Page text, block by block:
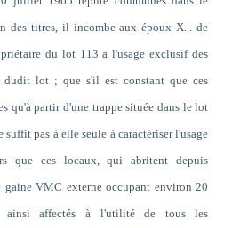
des titres, il incombe aux époux X... de
du lot 113 a l'usage exclusif des
dudit lot ; que s'il est constant que ces
qu'à partir d'une trappe située dans le lot
pas à elle seule à caractériser l'usage
que ces locaux, qui abritent depuis
gaine VMC externe occupant environ 20
affectés à l'utilité de tous les